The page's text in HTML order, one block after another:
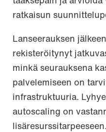
ratkaisun
Lanseerauksen
rekisteröitynyt
minkä seurauksena
palvelemiseen on
infrastruktuuria.
autoscaling on